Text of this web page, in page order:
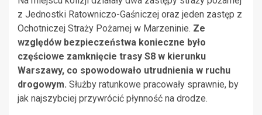
z Jednostki Ratowniczo-Gaśniczej oraz jeden zastęp z
Ochotniczej Straży Pożarnej w Marzeninie. Ze
względów bezpieczeństwa konieczne było
częściowe zamknięcie trasy S8 w kierunku
Warszawy, co spowodowało utrudnienia w ruchu
drogowym. Służby ratunkowe pracowały sprawnie, by
jak najszybciej przywrócić płynność na drodze.